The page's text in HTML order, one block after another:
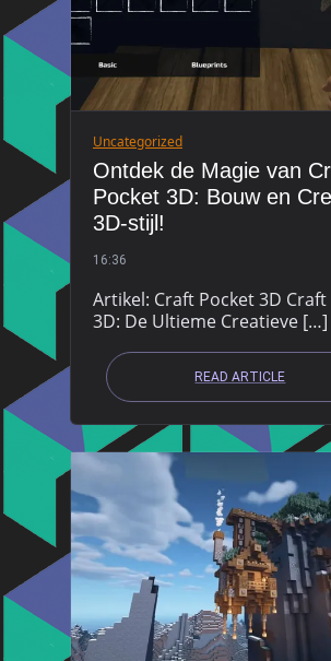
Uncategorized
Ontdek de Magie van
Pocket 3D: Bouw en
3D-stijl!
16:36
Artikel: Craft Pocket 3D
3D: De Ultieme Creatieve […]
READ ARTICLE